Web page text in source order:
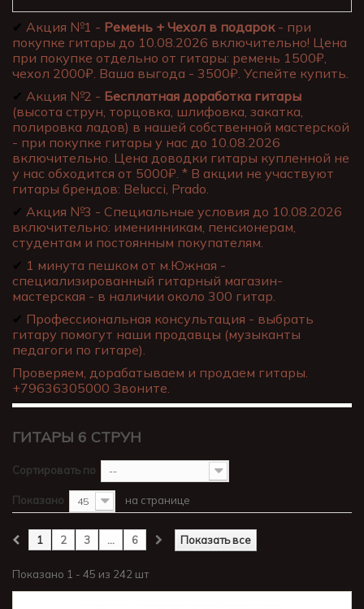
✔ Акция №1 - Ремень + Чехол в подарок- при
покупке гитары до 10.08.2026 включительно! Цена
при покупке отдельно от гитары: ремень 1500₽,
чехол 2000₽. Ваша выгода - 3500₽. Успейте купить.
✔ Акция №2 - Бесплатная доработка гитары
(высота струн, торцовка, шлифовка, закатка,
полировка ладов) в нашей собственной мастерской
- при покупке гитары у нас до 10.08.2026
включительно. Цена доводки гитары купленной не
у нас обходится от 5000₽. * В акции не участвуют
гитары брендов: Belucci, Prado.
✔ Акция №3 - Специальные условия до 10.08.2026
включительно: именинникам, пенсионерам,
студентам и постоянным покупателям.
✔ 1 минута пешком от м.Южная -
специализированный гитарный магазин-
мастерская - в наличии около 300 гитар.
✔ Профессиональная консультация - выбрать
гитару помогут наши продавцы (музыканты
педагоги по гитаре).
Проверяем, дорабатываем и продаем гитары.
+79636305000 Звоните.
ГИТАРЫ 6 СТРУН
Сортировать по --
Показано 45 на странице
Показать все
1 2 3 ... 6
Показано 1 - 45 из 242 шт